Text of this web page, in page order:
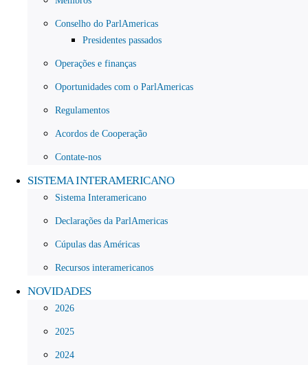
Conselho do ParlAmericas
Presidentes passados
Operações e finanças
Oportunidades com o ParlAmericas
Regulamentos
Acordos de Cooperação
Contate-nos
SISTEMA INTERAMERICANO
Sistema Interamericano
Declarações da ParlAmericas
Cúpulas das Américas
Recursos interamericanos
NOVIDADES
2026
2025
2024